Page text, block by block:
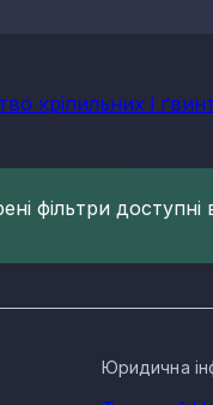
кріпильних і
фільтри доступні
Юридична